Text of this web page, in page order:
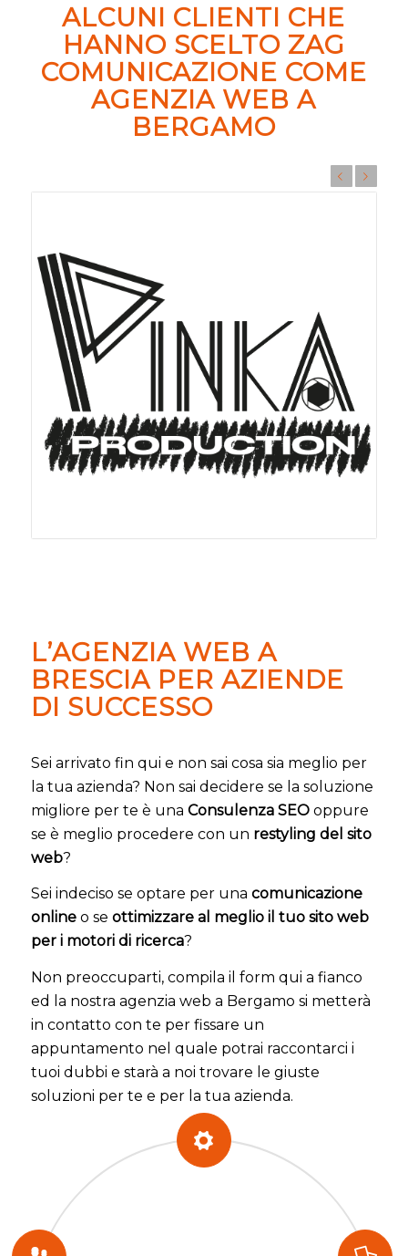
ALCUNI CLIENTI CHE
HANNO SCELTO ZAG
COMUNICAZIONE COME
AGENZIA WEB A
BERGAMO
L’AGENZIA WEB A
BRESCIA PER AZIENDE
DI SUCCESSO
Sei arrivato fin qui e non sai cosa sia meglio per
la tua azienda? Non sai decidere se la soluzione
migliore per te è una Consulenza SEOoppure
se è meglio procedere con un restyling del sito
web?
Sei indeciso se optare per una comunicazione
onlineo se ottimizzare al meglio il tuo sito web
per i motori di ricerca?
Non preoccuparti, compila il form qui a fianco
ed la nostra agenzia web a Bergamo si metterà
in contatto con te per fissare un
appuntamento nel quale potrai raccontarci i
tuoi dubbi e starà a noi trovare le giuste
soluzioni per te e per la tua azienda.